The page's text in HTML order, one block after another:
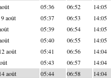
05:36 06:52 14:05
août 05:37 06:53 14:05
05:39 06:54 14:05
05:40 06:55 14:05
août 05:41 06:56 14:04
05:43 06:57 14:04
août 05:44 06:58 14:04